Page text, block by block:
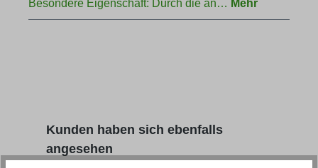
Besondere Eigenschaft: Durch die an… Mehr
Produktgalerie überspringen
Kunden haben sich ebenfalls
angesehen